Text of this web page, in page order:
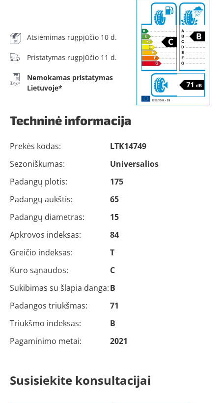
Atsiėmimas rugpjūčio 10 d.
Pristatymas rugpjūčio 11 d.
Nemokamas pristatymas
Lietuvoje*
Techninė informacija
Prekės kodas:
LTK14749
Sezoniškumas:
Universalios
Padangų plotis:
175
Padangų aukštis:
65
Padangų diametras:
15
Apkrovos indeksas:
84
Greičio indeksas:
T
Kuro sąnaudos:
C
Sukibimas su šlapia danga:B
Padangos triukšmas:
71
Triukšmo indeksas:
B
Pagaminimo metai:
2021
Susisiekite konsultacijai